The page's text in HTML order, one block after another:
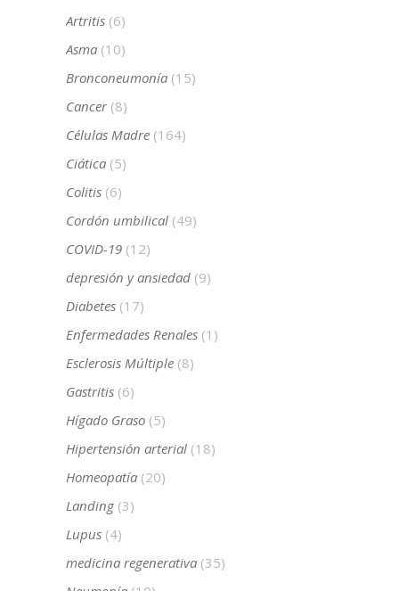
Artritis (6)
Asma (10)
Bronconeumonía (15)
Cancer(8)
Células Madre (164)
Ciática (5)
Colitis (6)
Cordón umbilical (49)
COVID-19 (12)
depresión y ansiedad (9)
Diabetes (17)
Enfermedades Renales (1)
Esclerosis Múltiple (8)
Gastritis (6)
Hígado Graso (5)
Hipertensión arterial (18)
Homeopatía (20)
Landing (3)
Lupus (4)
medicina regenerativa (35)